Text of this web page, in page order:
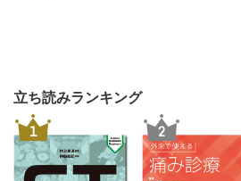
立ち読みランキング
1 2